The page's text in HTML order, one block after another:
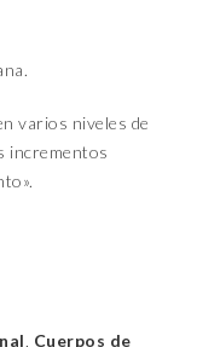
varios niveles de
incrementos
Cuerpos de